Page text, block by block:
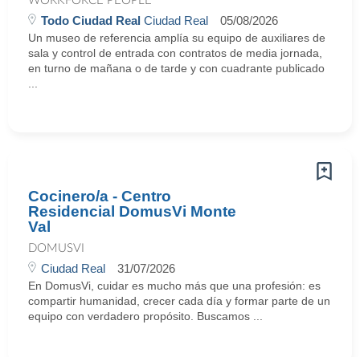
Todo Ciudad Real Ciudad Real 05/08/2026
Un museo de referencia amplía su equipo de auxiliares de
sala y control de entrada con contratos de media jornada,
en turno de mañana o de tarde y con cuadrante publicado
Cocinero/a - Centro
Residencial DomusVi Monte
Val
DOMUSVI
Ciudad Real 31/07/2026
En DomusVi, cuidar es mucho más que una profesión: es
compartir humanidad, crecer cada día y formar parte de un
equipo con verdadero propósito. Buscamos ...